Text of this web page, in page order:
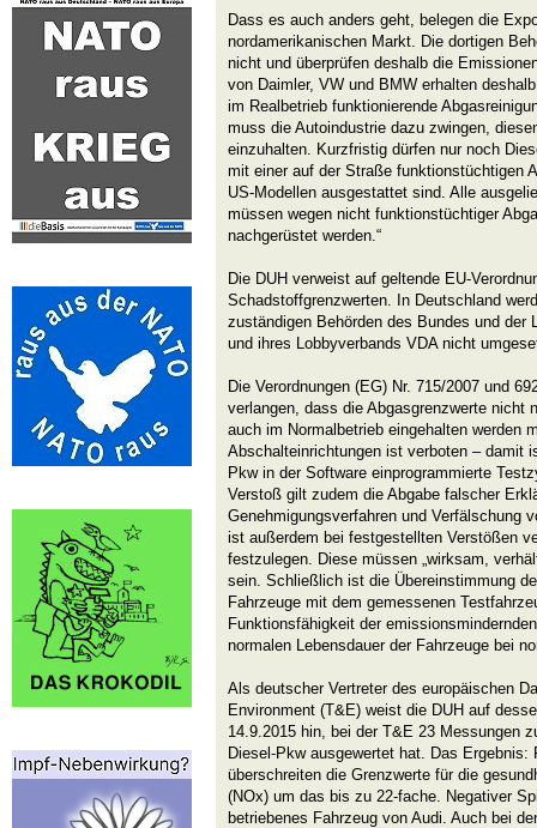
Dass es auch anders geht, belegen die
nordamerikanischen Markt. Die dortigen
nicht und überprüfen deshalb die
von Daimler, VW und BMW erhalten
im Realbetrieb funktionierende
muss die Autoindustrie dazu zwingen,
einzuhalten. Kurzfristig dürfen nur noch
mit einer auf der Straße funktionstüchtigen
US-Modellen ausgestattet sind. Alle
müssen wegen nicht funktionstüchtiger
nachgerüstet werden.“
Die DUH verweist auf geltende EU-
Schadstoffgrenzwerten. In Deutschland
zuständigen Behörden des Bundes und der
und ihres Lobbyverbands VDA nicht
Die Verordnungen (EG) Nr. 715/2007 und
verlangen, dass die Abgasgrenzwerte nicht
auch im Normalbetrieb eingehalten werden
Abschalteinrichtungen ist verboten – damit
Pkw in der Software einprogrammierte
Verstoß gilt zudem die Abgabe falscher
Genehmigungsverfahren und Verfälschung
ist außerdem bei festgestellten Verstößen
festzulegen. Diese müssen „wirksam,
sein. Schließlich ist die Übereinstimmung
Fahrzeuge mit dem gemessenen
Funktionsfähigkeit der
normalen Lebensdauer der Fahrzeuge bei
Als deutscher Vertreter des europäischen
Environment (T&E) weist die DUH auf
14.9.2015 hin, bei der T&E 23 Messungen
Diesel-Pkw ausgewertet hat. Das Ergebnis:
überschreiten die Grenzwerte für die
(NOx) um das bis zu 22-fache. Negativer
betriebenes Fahrzeug von Audi. Auch bei